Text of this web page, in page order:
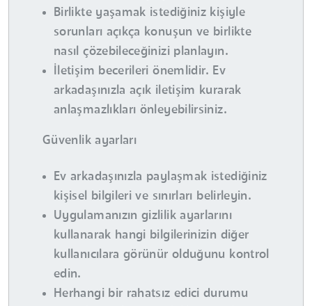
Birlikte yaşamak istediğiniz kişiyle
sorunları açıkça konuşun ve birlikte
nasıl çözebileceğinizi planlayın.
İletişim becerileri önemlidir. Ev
arkadaşınızla açık iletişim kurarak
anlaşmazlıkları önleyebilirsiniz.
Güvenlik ayarları
Ev arkadaşınızla paylaşmak istediğiniz
kişisel bilgileri ve sınırları belirleyin.
Uygulamanızın gizlilik ayarlarını
kullanarak hangi bilgilerinizin diğer
kullanıcılara görünür olduğunu kontrol
edin.
Herhangi bir rahatsız edici durumu